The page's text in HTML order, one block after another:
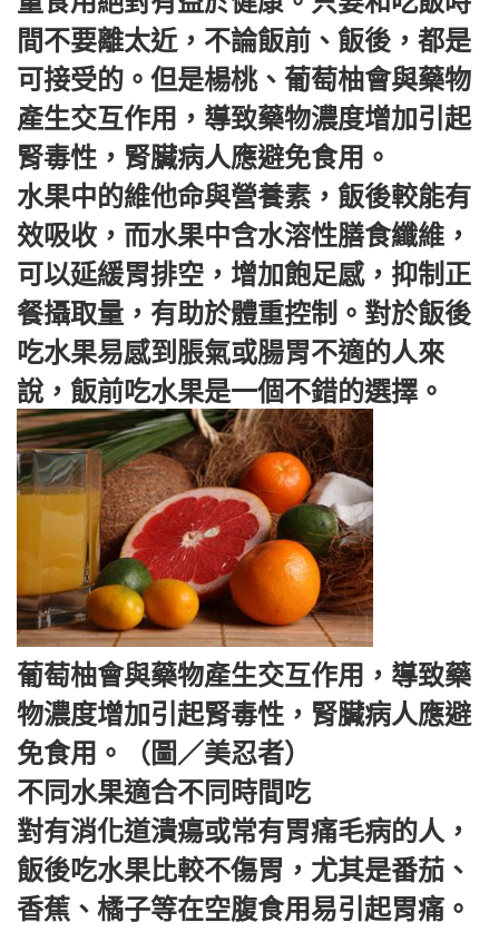
間不要離太近，不論飯前、飯後，都是
可接受的。但是楊桃、葡萄柚會與藥物
產生交互作用，導致藥物濃度增加引起
腎毒性，腎臟病人應避免食用。
水果中的維他命與營養素，飯後較能有
效吸收，而水果中含水溶性膳食纖維，
可以延緩胃排空，增加飽足感，抑制正
餐攝取量，有助於體重控制。對於飯後
吃水果易感到脹氣或腸胃不適的人來
說，飯前吃水果是一個不錯的選擇。
葡萄柚會與藥物產生交互作用，導致藥
物濃度增加引起腎毒性，腎臟病人應避
免食用。（圖／美忍者）
不同水果適合不同時間吃
對有消化道潰瘍或常有胃痛毛病的人，
飯後吃水果比較不傷胃，尤其是番茄、
香蕉、橘子等在空腹食用易引起胃痛。